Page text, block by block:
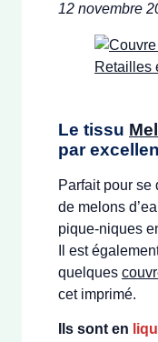
12 novembre
Le tissu
par
Parfait pour se
de melons
pique-niques
Il est
quelques
cet imprimé.
Ils sont en